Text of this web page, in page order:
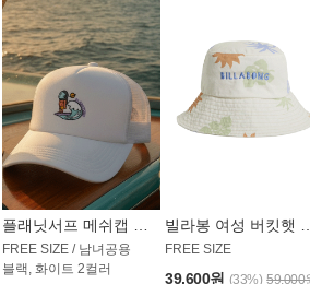
FREE SIZE / 남녀공용
블랙, 화이트 2컬러
FREE SIZE
39,600원 (33%) 59,000